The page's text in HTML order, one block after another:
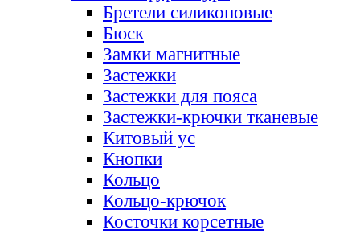
Бретели силиконовые
Бюск
Замки магнитные
Застежки
Застежки для пояса
Застежки-крючки тканевые
Китовый ус
Кнопки
Кольцо
Кольцо-крючок
Косточки корсетные